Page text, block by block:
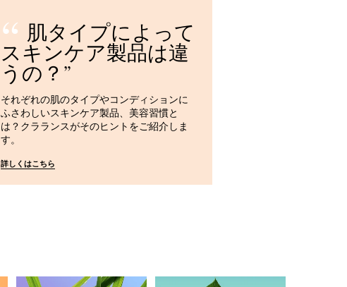
肌タイプによって
スキンケア製品は違
うの？
それぞれの肌のタイプやコンディションに
ふさわしいスキンケア製品、美容習慣と
は？クラランスがそのヒントをご紹介しま
す。
詳しくはこちら